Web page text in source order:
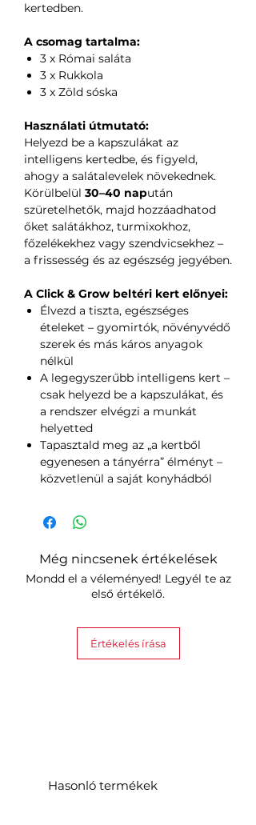
kertedben.
A csomag tartalma:
3 x Római saláta
3 x Rukkola
3 x Zöld sóska
Használati útmutató:
Helyezd be a kapszulákat az
intelligens kertedbe, és figyeld,
ahogy a salátalevelek növekednek.
Körülbelül 30–40 napután
szüretelhetők, majd hozzáadhatod
őket salátákhoz, turmixokhoz,
főzelékekhez vagy szendvicsekhez –
a frissesség és az egészség jegyében.
A Click & Grow beltéri kert előnyei:
Élvezd a tiszta, egészséges
ételeket – gyomirtók, növényvédő
szerek és más káros anyagok
nélkül
A legegyszerűbb intelligens kert –
csak helyezd be a kapszulákat, és
a rendszer elvégzi a munkát
helyetted
Tapasztald meg az „a kertből
egyenesen a tányérra” élményt –
közvetlenül a saját konyhádból
Még nincsenek értékelések
Mondd el a véleményed! Legyél te az
első értékelő.
Értékelés írása
Hasonló termékek